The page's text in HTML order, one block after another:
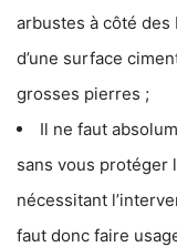
arbustes à côté
d’une surface
grosses pierres ;
Il ne faut
sans vous protéger
nécessitant
faut donc faire